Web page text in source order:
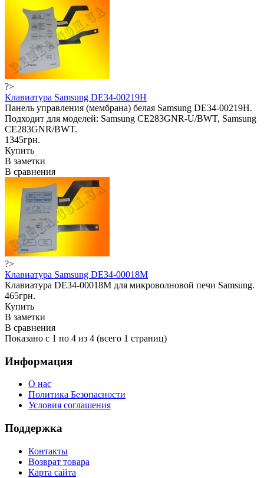
?>
Клавиатура Samsung DE34-00219H
Панель управления (мембрана) белая Samsung DE34-00219H.
Подходит для моделей: Samsung CE283GNR-U/BWT, Samsung
CE283GNR/BWT.
1345грн.
Купить
В заметки
В сравнения
?>
Клавиатура Samsung DE34-00018M
Клавиатура DE34-00018M для микроволновой печи Samsung.
465грн.
Купить
В заметки
В сравнения
Показано с 1 по 4 из 4 (всего 1 страниц)
Информация
О нас
Политика Безопасности
Условия соглашения
Поддержка
Контакты
Возврат товара
Карта сайта